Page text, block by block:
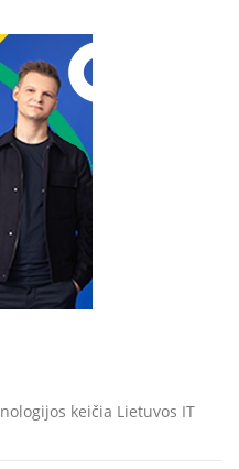
keičia Lietuvos IT